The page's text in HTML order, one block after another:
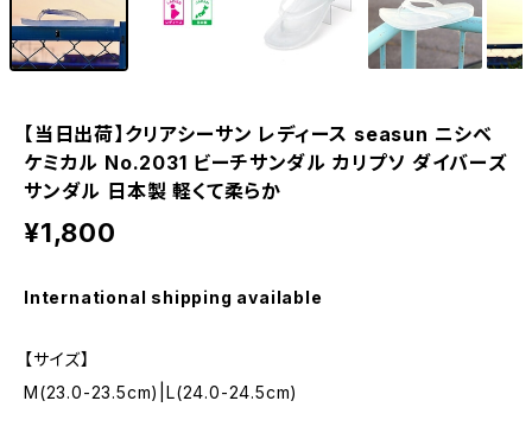
【当日出荷】クリアシーサン レディース seasun ニシベ
ケミカル No.2031 ビーチサンダル カリプソ ダイバーズ
サンダル 日本製 軽くて柔らか
¥1,800
International shipping available
【サイズ】
M(23.0-23.5cm)|L(24.0-24.5cm)